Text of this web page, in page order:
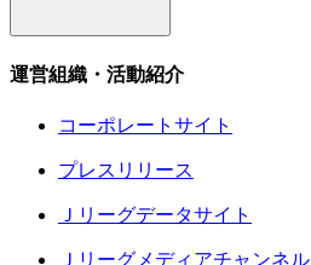
運営組織・活動紹介
コーポレートサイト
プレスリリース
Ｊリーグデータサイト
Ｊリーグメディアチャンネル